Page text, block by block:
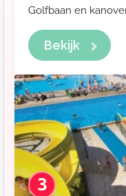
Golfbaan en
Bekijk
3